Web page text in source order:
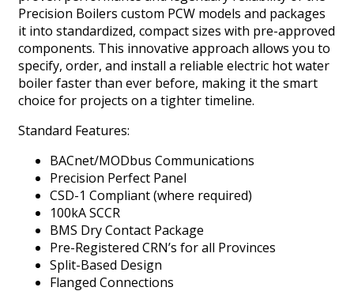
Precision Boilers custom PCW models and packages
it into standardized, compact sizes with pre-approved
components. This innovative approach allows you to
specify, order, and install a reliable electric hot water
boiler faster than ever before, making it the smart
choice for projects on a tighter timeline.
Standard Features:
BACnet/MODbus Communications
Precision Perfect Panel
CSD-1 Compliant (where required)
100kA SCCR
BMS Dry Contact Package
Pre-Registered CRN’s for all Provinces
Split-Based Design
Flanged Connections